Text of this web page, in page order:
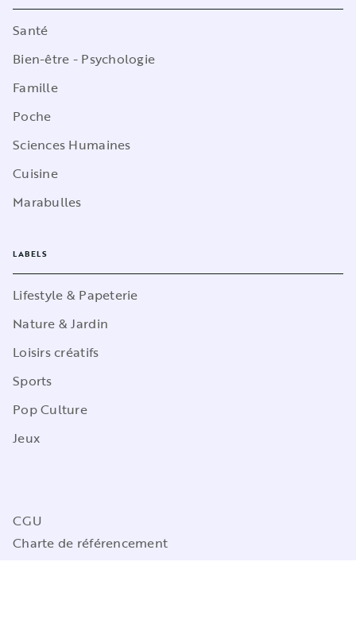
Santé
Bien-être - Psychologie
Famille
Poche
Sciences Humaines
Cuisine
Marabulles
LABELS
Lifestyle & Papeterie
Nature & Jardin
Loisirs créatifs
Sports
Pop Culture
Jeux
CGU
Charte de référencement